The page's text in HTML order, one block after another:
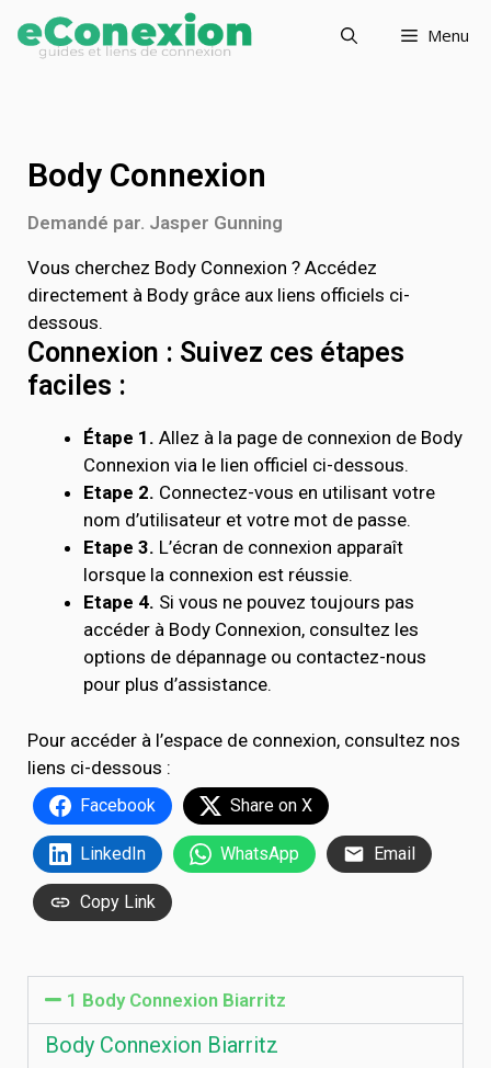
Menu
Body Connexion
Demandé par. Jasper Gunning
Vous cherchez Body Connexion ? Accédez
directement à Body grâce aux liens officiels ci-
dessous.
Connexion : Suivez ces étapes
faciles :
Étape 1. Allez à la page de connexion de Body
Connexion via le lien officiel ci-dessous.
Etape 2. Connectez-vous en utilisant votre
nom d’utilisateur et votre mot de passe.
Etape 3. L’écran de connexion apparaît
lorsque la connexion est réussie.
Etape 4. Si vous ne pouvez toujours pas
accéder à Body Connexion, consultez les
options de dépannage ou contactez-nous
pour plus d’assistance.
Pour accéder à l’espace de connexion, consultez nos
liens ci-dessous :
Facebook Share on X
LinkedIn WhatsApp Email
Copy Link
1 Body Connexion Biarritz
Body Connexion Biarritz